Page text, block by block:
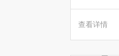
查看详情